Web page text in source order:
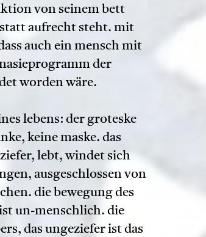
von seinem bett
aufrecht steht. mit
auch ein mensch mit
der
worden wäre.
lebens: der groteske
keine maske. das
lebt, windet sich
ausgeschlossen von
die bewegung des
un-menschlich. die
das ungeziefer ist das